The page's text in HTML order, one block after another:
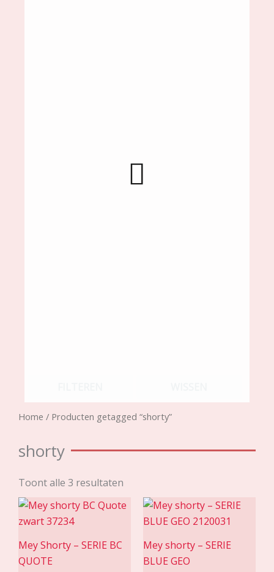
Home / Producten getagged “shorty”
shorty
Toont alle 3 resultaten
Mey Shorty – SERIE BC
QUOTE
Mey shorty – SERIE
BLUE GEO